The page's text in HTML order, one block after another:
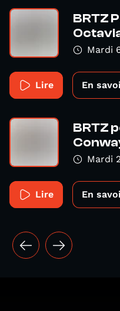
BRTZ
Mardi
Lire En
BRTZ
Mardi
Lire En